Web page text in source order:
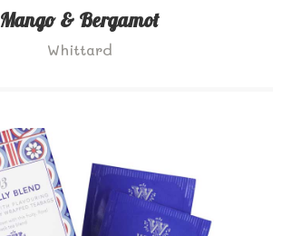
Mango & Bergamot
Whittard